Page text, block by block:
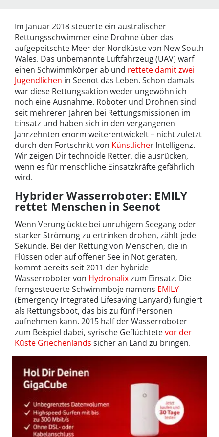
Im Januar 2018 steuerte ein australischer
Rettungsschwimmer eine Drohne über das
aufgepeitschte Meer der Nordküste von New South
Wales. Das unbemannte Luftfahrzeug (UAV) warf
einen Schwimmkörper ab und rettete damit zwei
Jugendlichen in Seenot das Leben. Schon damals
war diese Rettungsaktion weder ungewöhnlich
noch eine Ausnahme. Roboter und Drohnen sind
seit mehreren Jahren bei Rettungsmissionen im
Einsatz und haben sich in den vergangenen
Jahrzehnten enorm weiterentwickelt – nicht zuletzt
durch den Fortschritt von Künstlicher Intelligenz.
Wir zeigen Dir technoide Retter, die ausrücken,
wenn es für menschliche Einsatzkräfte gefährlich
wird.
Hybrider Wasserroboter: EMILY
rettet Menschen in Seenot
Wenn Verunglückte bei unruhigem Seegang oder
starker Strömung zu ertrinken drohen, zählt jede
Sekunde. Bei der Rettung von Menschen, die in
Flüssen oder auf offener See in Not geraten,
kommt bereits seit 2011 der hybride
Wasserroboter von Hydronalixzum Einsatz. Die
ferngesteuerte Schwimmboje namens EMILY
(Emergency Integrated Lifesaving Lanyard) fungiert
als Rettungsboot, das bis zu fünf Personen
aufnehmen kann. 2015 half der Wasserroboter
zum Beispiel dabei, syrische Geflüchtetevor der
Küste Griechenlands sicher an Land zu bringen.